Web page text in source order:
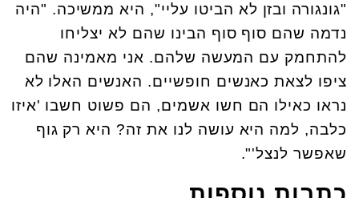
"גונגורה ובזן לא הביטו עליי", היא ממשיכה. "היה
נדמה שהם סוף סוף הבינו שהם לא יצליחו
להתחמק עם המעשה שלהם. אני מאמינה שהם
ציפו לצאת כאנשים חופשיים. האנשים האלו לא
נראו כאילו הם חשו אשמים, הם פשוט חשבו 'איזו
כלבה, למה היא עושה לנו את זה? היא רק גוף
שאפשר לנצל'".